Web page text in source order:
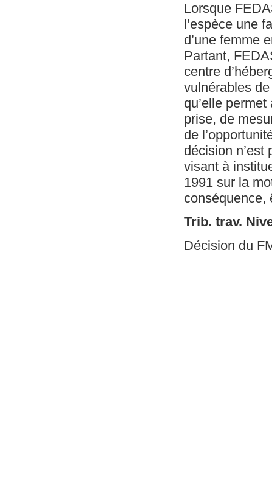
Lorsque
l’espèce une
d’une femme
Partant,
centre
vulnérables
qu’elle
prise, de
de
décision n’est
visant à
1991 sur la
conséquence,
Trib. trav.
Décision du